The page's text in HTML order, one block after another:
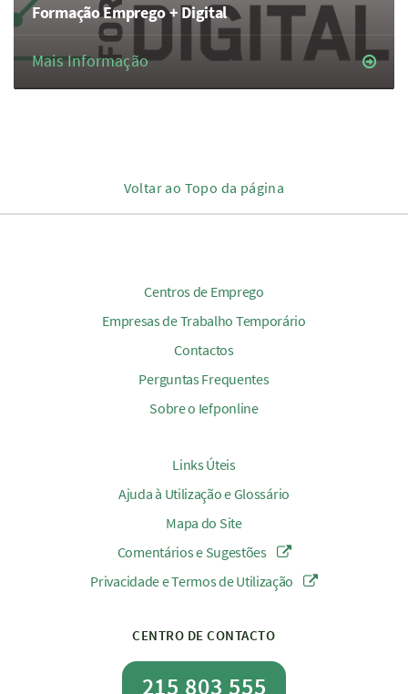
Formação Emprego + Digital
Mais Informação
Voltar ao Topo da página
Centros de Emprego
Empresas de Trabalho Temporário
Contactos
Perguntas Frequentes
Sobre o Iefponline
Links Úteis
Ajuda à Utilização e Glossário
Mapa do Site
Comentários e Sugestões
Privacidade e Termos de Utilização
CENTRO DE CONTACTO
215 803 555